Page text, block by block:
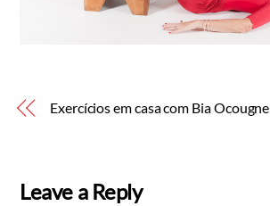
Exercícios em casa com Bia Ocougne
Leave a Reply